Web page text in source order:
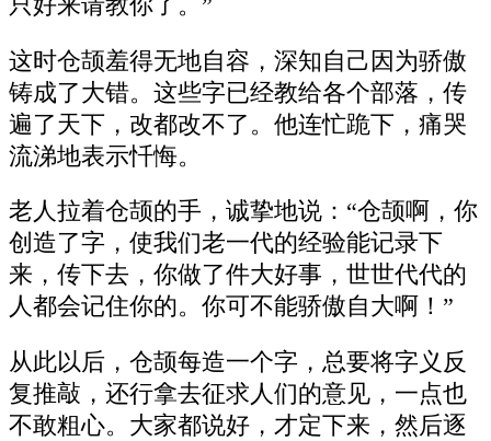
只好来请教你了。”
这时仓颉羞得无地自容，深知自己因为骄傲
铸成了大错。这些字已经教给各个部落，传
遍了天下，改都改不了。他连忙跪下，痛哭
流涕地表示忏悔。
老人拉着仓颉的手，诚挚地说：“仓颉啊，你
创造了字，使我们老一代的经验能记录下
来，传下去，你做了件大好事，世世代代的
人都会记住你的。你可不能骄傲自大啊！”
从此以后，仓颉每造一个字，总要将字义反
复推敲，还行拿去征求人们的意见，一点也
不敢粗心。大家都说好，才定下来，然后逐